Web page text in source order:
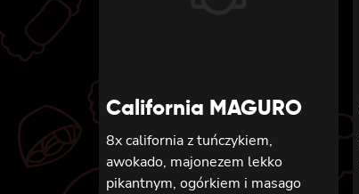
California MAGURO
8x california z tuńczykiem,
awokado, majonezem lekko
pikantnym, ogórkiem i masago